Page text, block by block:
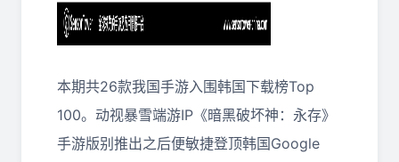
本期共26款我国手游入围韩国下载榜Top
100。动视暴雪端游IP《暗黑破坏神：永存》
手游版别推出之后便敏捷登顶韩国Google